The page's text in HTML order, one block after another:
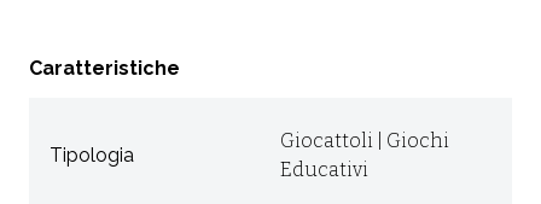
Caratteristiche
Tipologia
Giocattoli | Giochi
Educativi